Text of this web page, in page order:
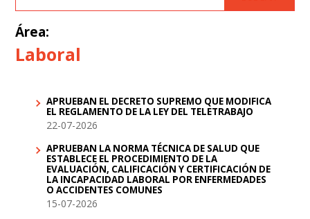
Área:
Laboral
APRUEBAN EL DECRETO SUPREMO QUE MODIFICA
EL REGLAMENTO DE LA LEY DEL TELETRABAJO
22-07-2026
APRUEBAN LA NORMA TÉCNICA DE SALUD QUE
ESTABLECE EL PROCEDIMIENTO DE LA
EVALUACIÓN, CALIFICACIÓN Y CERTIFICACIÓN DE
LA INCAPACIDAD LABORAL POR ENFERMEDADES
O ACCIDENTES COMUNES
15-07-2026